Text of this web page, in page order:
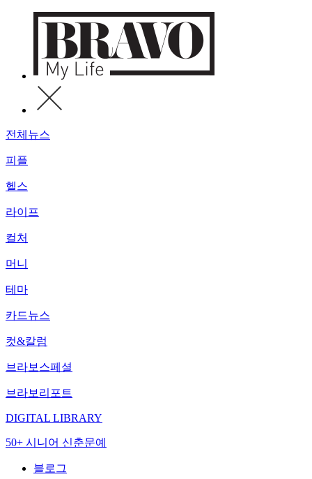
전체뉴스
피플
헬스
라이프
컬처
머니
테마
카드뉴스
컷&칼럼
브라보스페셜
브라보리포트
DIGITAL LIBRARY
50+ 시니어 신춘문예
블로그